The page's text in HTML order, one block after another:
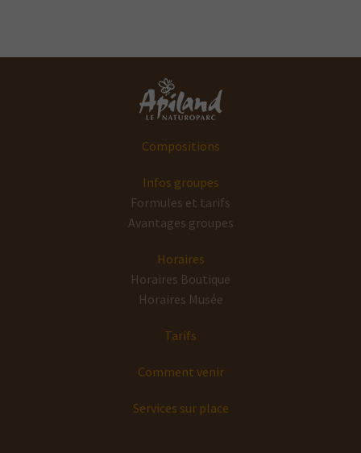
Compositions
Infos groupes
Formules et tarifs
Avantages groupes
Horaires
Horaires Boutique
Horaires Musée
Tarifs
Comment venir
Services sur place